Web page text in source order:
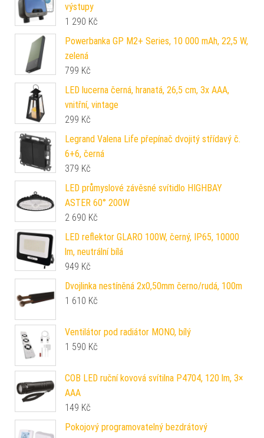
výstupy
1 290 Kč
Powerbanka GP M2+ Series, 10 000 mAh, 22,5 W,
zelená
799 Kč
LED lucerna černá, hranatá, 26,5 cm, 3x AAA,
vnitřní, vintage
299 Kč
Legrand Valena Life přepínač dvojitý střídavý č.
6+6, černá
379 Kč
LED průmyslové závěsné svítidlo HIGHBAY
ASTER 60° 200W
2 690 Kč
LED reflektor GLARO 100W, černý, IP65, 10000
lm, neutrální bílá
949 Kč
Dvojlinka nestíněná 2x0,50mm černo/rudá, 100m
1 610 Kč
Ventilátor pod radiátor MONO, bílý
1 590 Kč
COB LED ruční kovová svítilna P4704, 120 lm, 3×
AAA
149 Kč
Pokojový programovatelný bezdrátový